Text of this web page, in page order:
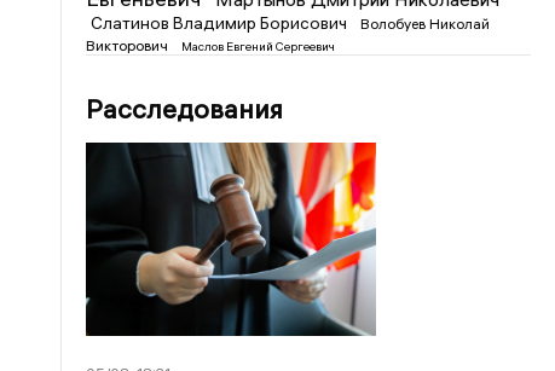
Слатинов Владимир Борисович
Волобуев Николай
Викторович
Маслов Евгений Сергеевич
Расследования